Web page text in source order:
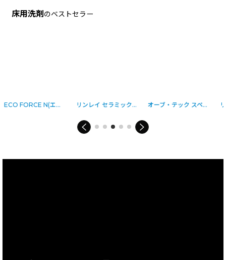
床用洗剤のベストセラー
26-4-s(A8-2)]
03-1-o_717830] [ 629-14-4-s(B8-2) [7340-